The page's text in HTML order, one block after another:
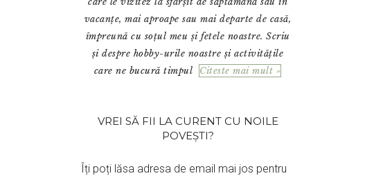
vacanțe, mai aproape sau mai departe de casă,
împreună cu soțul meu și fetele noastre. Scriu
și despre hobby-urile noastre și activitățile
care ne bucură timpul Citeste mai mult »
VREI SĂ FII LA CURENT CU NOILE
POVEȘTI?
Îți poți lăsa adresa de email mai jos pentru